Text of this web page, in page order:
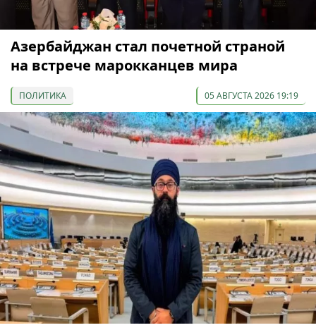
Азербайджан стал почетной страной
на встрече марокканцев мира
ПОЛИТИКА 05 АВГУСТА 2026 19:19